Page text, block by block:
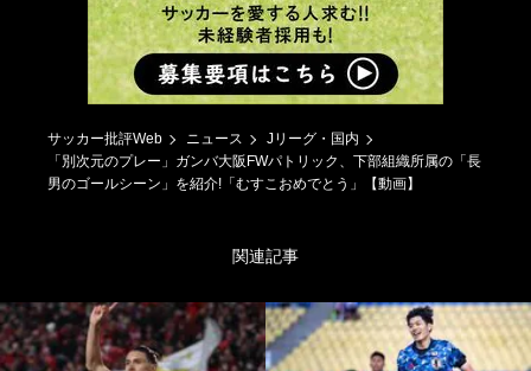
サッカー批評Web ニュース
Jリーグ・国内
「別次元のプレー」ガンバ大阪FWパトリック、下部組織所属の「長
男のゴールシーン」を紹介!「むすこおめでとう」【動画】
関連記事